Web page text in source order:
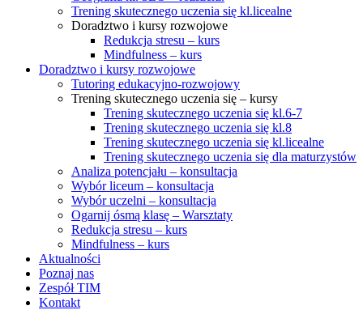
Trening skutecznego uczenia się kl.licealne
Doradztwo i kursy rozwojowe
Redukcja stresu – kurs
Mindfulness – kurs
Doradztwo i kursy rozwojowe
Tutoring edukacyjno-rozwojowy
Trening skutecznego uczenia się – kursy
Trening skutecznego uczenia się kl.6-7
Trening skutecznego uczenia się kl.8
Trening skutecznego uczenia się kl.licealne
Trening skutecznego uczenia się dla maturzystów
Analiza potencjału – konsultacja
Wybór liceum – konsultacja
Wybór uczelni – konsultacja
Ogarnij ósmą klasę – Warsztaty
Redukcja stresu – kurs
Mindfulness – kurs
Aktualności
Poznaj nas
Zespół TIM
Kontakt